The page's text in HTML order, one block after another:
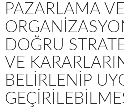
PAZARLAMA
DOĞRU
VE
BELIRLENIP